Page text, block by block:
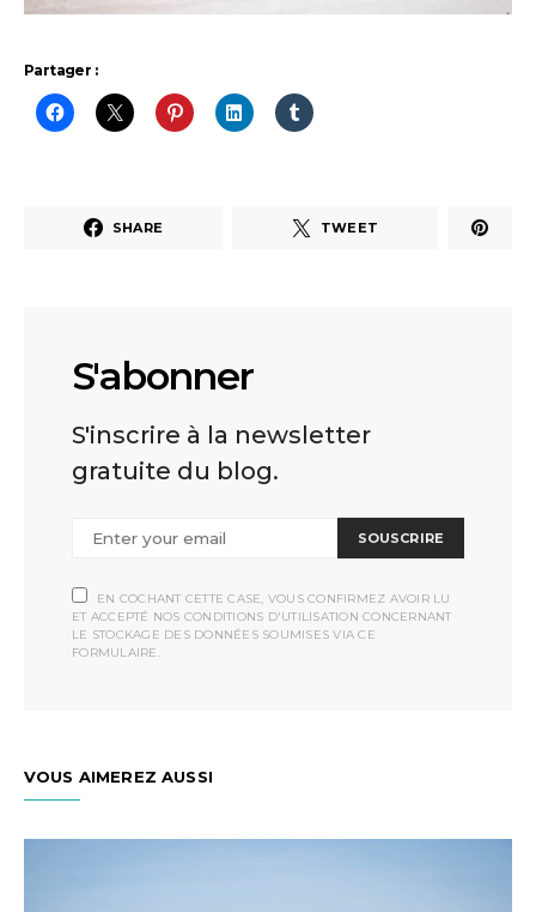
Partager :
SHARE TWEET
S'abonner
S'inscrire à la newsletter
gratuite du blog.
SOUSCRIRE
EN COCHANT CETTE CASE, VOUS CONFIRMEZ AVOIR LU
ET ACCEPTÉ NOS CONDITIONS D'UTILISATION CONCERNANT
LE STOCKAGE DES DONNÉES SOUMISES VIA CE
FORMULAIRE.
VOUS AIMEREZ AUSSI